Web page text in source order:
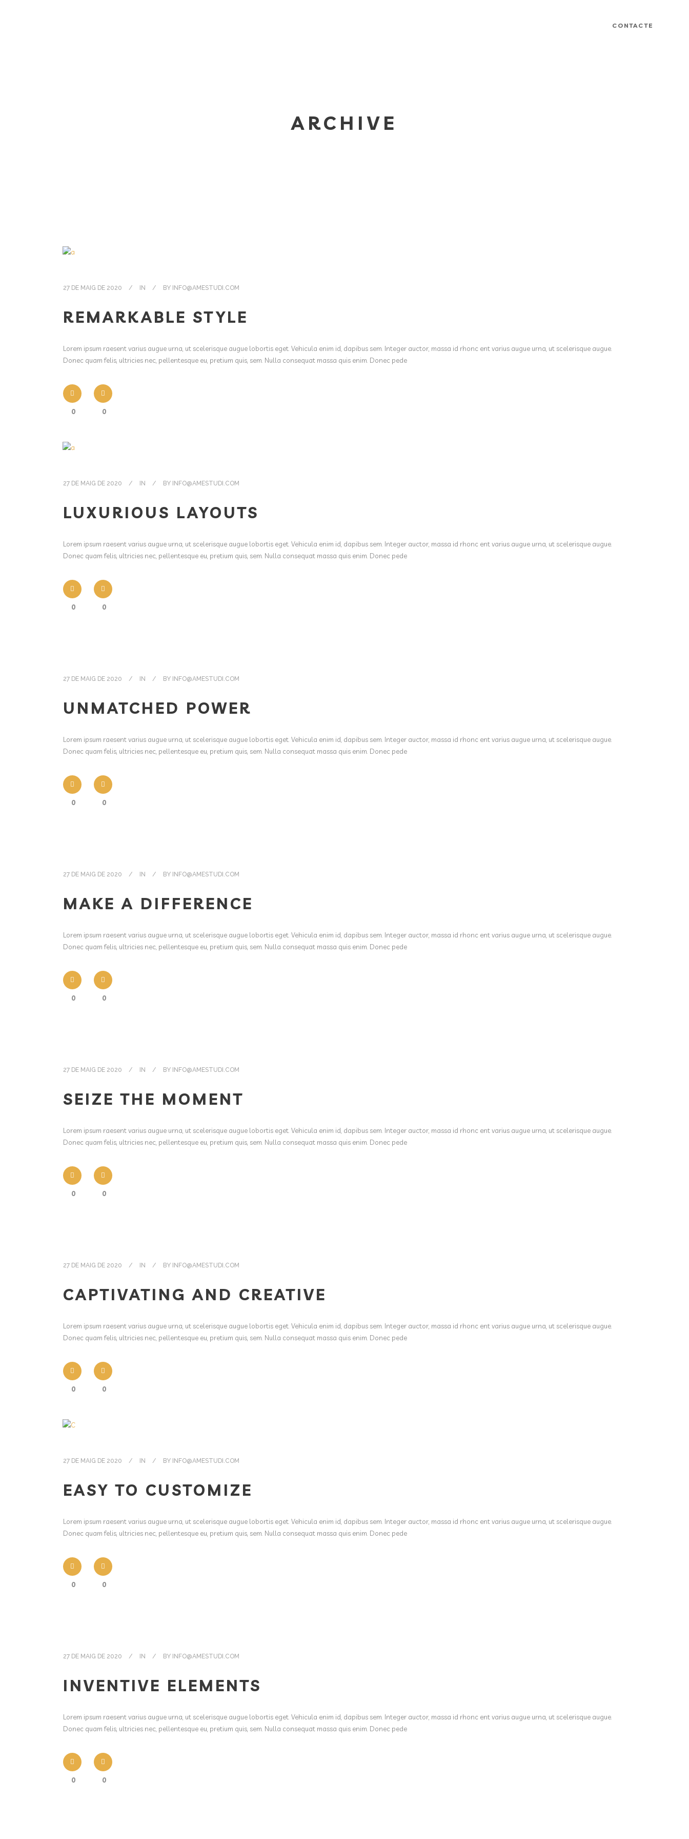
CONTACTE
ARCHIVE
27 DE MAIG DE 2020 IN BY INFO@AMESTUDI.COM
REMARKABLE STYLE
Lorem ipsum raesent varius augue urna, ut scelerisque augue lobortis eget. Vehicula enim id, dapibus sem. Integer auctor, massa id rhonc ent varius augue urna, ut scelerisque augue.
Donec quam felis, ultricies nec, pellentesque eu, pretium quis, sem. Nulla consequat massa quis enim. Donec pede
0 0
27 DE MAIG DE 2020 IN BY INFO@AMESTUDI.COM
LUXURIOUS LAYOUTS
Lorem ipsum raesent varius augue urna, ut scelerisque augue lobortis eget. Vehicula enim id, dapibus sem. Integer auctor, massa id rhonc ent varius augue urna, ut scelerisque augue.
Donec quam felis, ultricies nec, pellentesque eu, pretium quis, sem. Nulla consequat massa quis enim. Donec pede
0 0
27 DE MAIG DE 2020 IN BY INFO@AMESTUDI.COM
UNMATCHED POWER
Lorem ipsum raesent varius augue urna, ut scelerisque augue lobortis eget. Vehicula enim id, dapibus sem. Integer auctor, massa id rhonc ent varius augue urna, ut scelerisque augue.
Donec quam felis, ultricies nec, pellentesque eu, pretium quis, sem. Nulla consequat massa quis enim. Donec pede
0 0
27 DE MAIG DE 2020 IN BY INFO@AMESTUDI.COM
MAKE A DIFFERENCE
Lorem ipsum raesent varius augue urna, ut scelerisque augue lobortis eget. Vehicula enim id, dapibus sem. Integer auctor, massa id rhonc ent varius augue urna, ut scelerisque augue.
Donec quam felis, ultricies nec, pellentesque eu, pretium quis, sem. Nulla consequat massa quis enim. Donec pede
0 0
27 DE MAIG DE 2020 IN BY INFO@AMESTUDI.COM
SEIZE THE MOMENT
Lorem ipsum raesent varius augue urna, ut scelerisque augue lobortis eget. Vehicula enim id, dapibus sem. Integer auctor, massa id rhonc ent varius augue urna, ut scelerisque augue.
Donec quam felis, ultricies nec, pellentesque eu, pretium quis, sem. Nulla consequat massa quis enim. Donec pede
0 0
27 DE MAIG DE 2020 IN BY INFO@AMESTUDI.COM
CAPTIVATING AND CREATIVE
Lorem ipsum raesent varius augue urna, ut scelerisque augue lobortis eget. Vehicula enim id, dapibus sem. Integer auctor, massa id rhonc ent varius augue urna, ut scelerisque augue.
Donec quam felis, ultricies nec, pellentesque eu, pretium quis, sem. Nulla consequat massa quis enim. Donec pede
0 0
27 DE MAIG DE 2020 IN BY INFO@AMESTUDI.COM
EASY TO CUSTOMIZE
Lorem ipsum raesent varius augue urna, ut scelerisque augue lobortis eget. Vehicula enim id, dapibus sem. Integer auctor, massa id rhonc ent varius augue urna, ut scelerisque augue.
Donec quam felis, ultricies nec, pellentesque eu, pretium quis, sem. Nulla consequat massa quis enim. Donec pede
0 0
27 DE MAIG DE 2020 IN BY INFO@AMESTUDI.COM
INVENTIVE ELEMENTS
Lorem ipsum raesent varius augue urna, ut scelerisque augue lobortis eget. Vehicula enim id, dapibus sem. Integer auctor, massa id rhonc ent varius augue urna, ut scelerisque augue.
Donec quam felis, ultricies nec, pellentesque eu, pretium quis, sem. Nulla consequat massa quis enim. Donec pede
0 0